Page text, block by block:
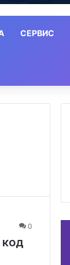
СЕРВИС
0